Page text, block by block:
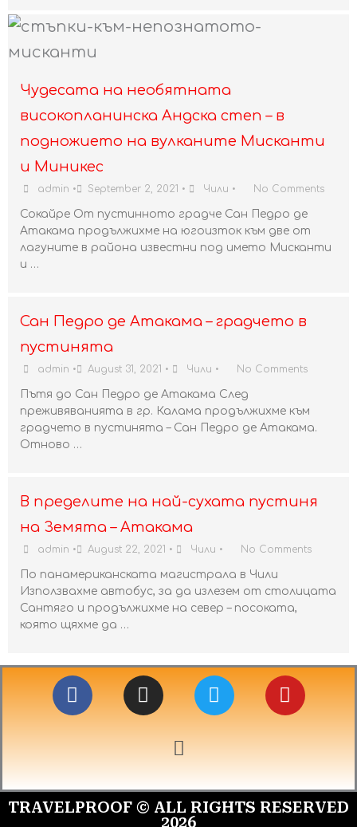
Чудесата на необятната
високопланинска Андска степ – в
подножието на вулканите Мисканти
и Миникес
admin • September 2, 2021 • Чили • No Comments
Сокайре От пустинното градче Сан Педро де
Атакама продължихме на югоизток към две от
лагуните в района известни под името Мисканти
и …
Сан Педро де Атакама – градчето в
пустинята
admin • August 31, 2021 • Чили • No Comments
Пътя до Сан Педро де Атакама След
преживяванията в гр. Калама продължихме към
градчето в пустинята – Сан Педро де Атакама.
Отново …
В пределите на най-сухата пустиня
на Земята – Атакама
admin • August 22, 2021 • Чили • No Comments
По панамериканската магистрала в Чили
Използвахме автобус, за да излезем от столицата
Сантяго и продължихме на север – посоката,
която щяхме да …
F
a
c
e
b
o
o
I
n
s
t
a
g
r
T
w
i
t
t
e
r
Y
o
u
t
u
b
e
TRAVELPROOF © ALL RIGHTS RESERVED
2026